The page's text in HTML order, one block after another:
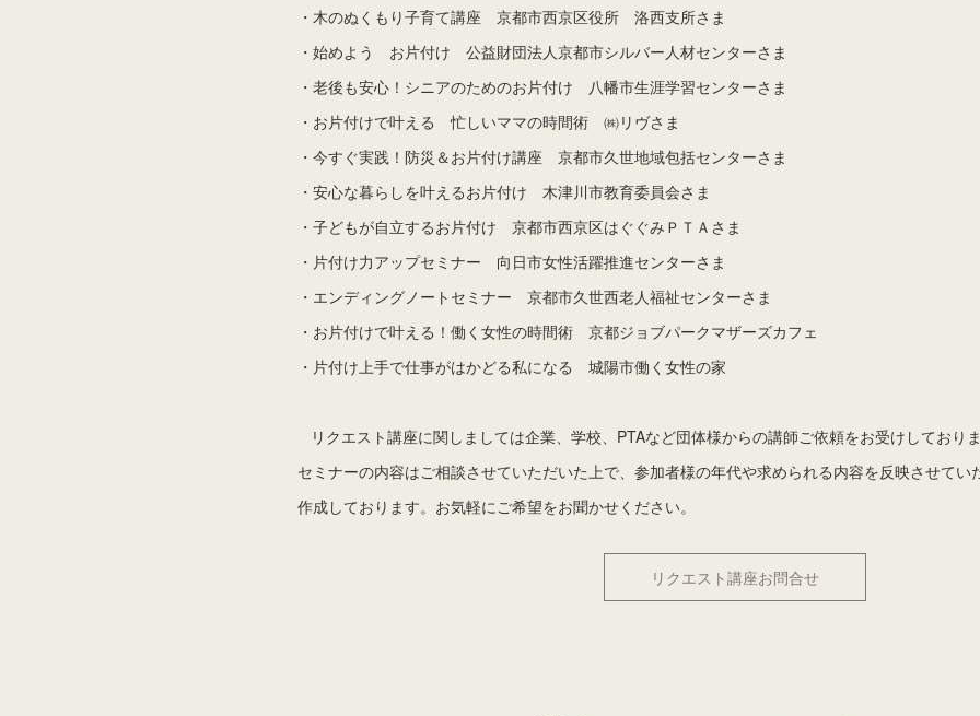
・木のぬくもり子育て講座 京都市西京区役所 洛西支所さま
・始めよう お片付け 公益財団法人京都市シルバー人材センターさま
・老後も安心！シニアのためのお片付け 八幡市生涯学習センターさま
・お片付けで叶える 忙しいママの時間術 ㈱リヴさま
・今すぐ実践！防災＆お片付け講座 京都市久世地域包括センターさま
・安心な暮らしを叶えるお片付け 木津川市教育委員会さま
・子どもが自立するお片付け 京都市西京区はぐぐみＰＴＡさま
・片付け力アップセミナー 向日市女性活躍推進センターさま
・エンディングノートセミナー 京都市久世西老人福祉センターさま
・お片付けで叶える！働く女性の時間術 京都ジョブパークマザーズカフェ
・片付け上手で仕事がはかどる私になる 城陽市働く女性の家
リクエスト講座に関しましては企業、学校、PTAなど団体様からの講師ご依頼をお受けしておりま
セミナーの内容はご相談させていただいた上で、参加者様の年代や求められる内容を反映させてい
作成しております。お気軽にご希望をお聞かせください。
リクエスト講座お問合せ